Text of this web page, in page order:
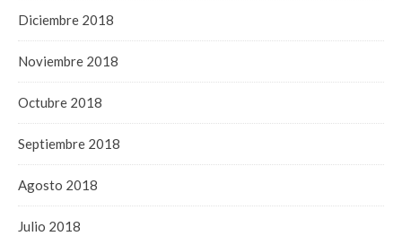
Diciembre 2018
Noviembre 2018
Octubre 2018
Septiembre 2018
Agosto 2018
Julio 2018